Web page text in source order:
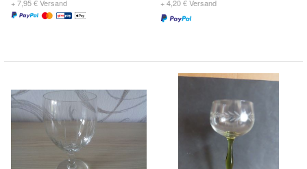
+ 7,95 € Versand + 4,20 € Versand